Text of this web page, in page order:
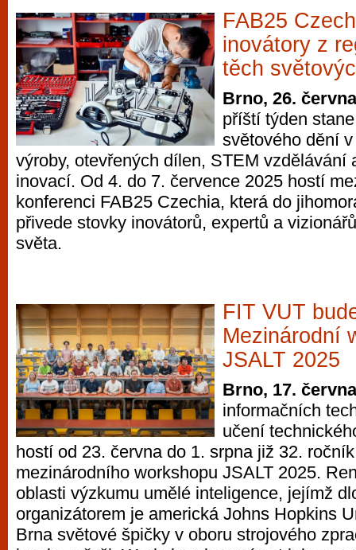
FAB25
inovátory z
těch
Brno, 26.
příští týden
světového dění
výroby, otevřených dílen, STEM vzdělávání
inovací. Od 4. do 7. července 2025 hostí
konferenci FAB25 Czechia, která do
přivede stovky inovátorů, expertů a
světa.
FIT VUT
Mezinárodní
JSALT 2025
Brno, 17.
informačních
učení
hostí od 23. června do 1. srpna již 32.
mezinárodního workshopu JSALT 2025.
oblasti výzkumu umělé inteligence, jejímž
organizátorem je americká Johns Hopkins
Brna světové špičky v oboru strojového